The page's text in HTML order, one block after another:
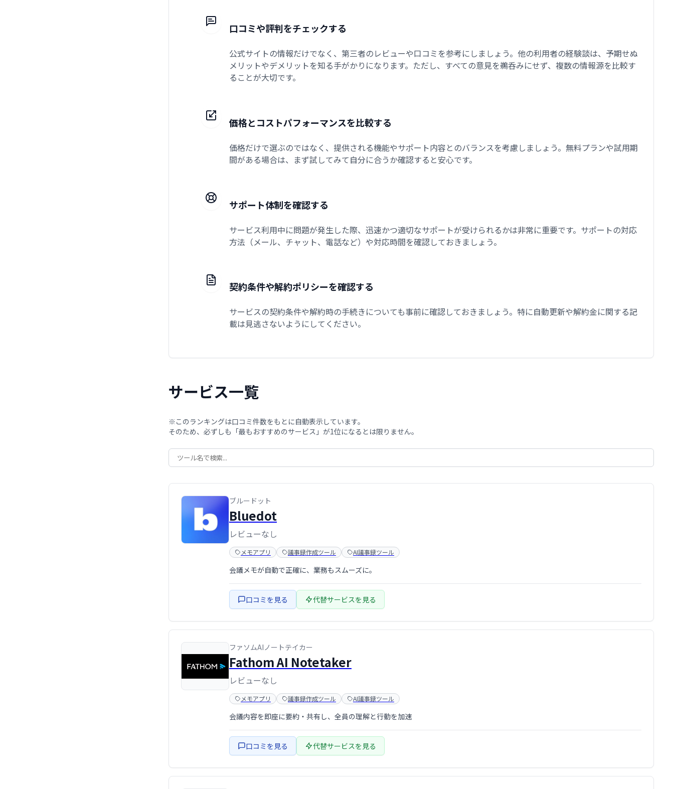
口コミや評判をチェックする
公式サイトの情報だけでなく、第三者のレビューや口コミを参考にしましょう。他の利用者の経験談は、予期せぬ
メリットやデメリットを知る手がかりになります。ただし、すべての意見を鵜呑みにせず、複数の情報源を比較す
ることが大切です。
価格とコストパフォーマンスを比較する
価格だけで選ぶのではなく、提供される機能やサポート内容とのバランスを考慮しましょう。無料プランや試用期
間がある場合は、まず試してみて自分に合うか確認すると安心です。
サポート体制を確認する
サービス利用中に問題が発生した際、迅速かつ適切なサポートが受けられるかは非常に重要です。サポートの対応
方法（メール、チャット、電話など）や対応時間を確認しておきましょう。
契約条件や解約ポリシーを確認する
サービスの契約条件や解約時の手続きについても事前に確認しておきましょう。特に自動更新や解約金に関する記
載は見逃さないようにしてください。
サービス一覧
※このランキングは口コミ件数をもとに自動表示しています。
そのため、必ずしも「最もおすすめのサービス」が1位になるとは限りません。
ブルードット
Bluedot
レビューなし
メモアプリ 議事録作成ツール AI議事録ツール
会議メモが自動で正確に、業務もスムーズに。
口コミを見る 代替サービスを見る
ファソムAIノートテイカー
Fathom AI Notetaker
レビューなし
メモアプリ 議事録作成ツール AI議事録ツール
会議内容を即座に要約・共有し、全員の理解と行動を加速
口コミを見る 代替サービスを見る